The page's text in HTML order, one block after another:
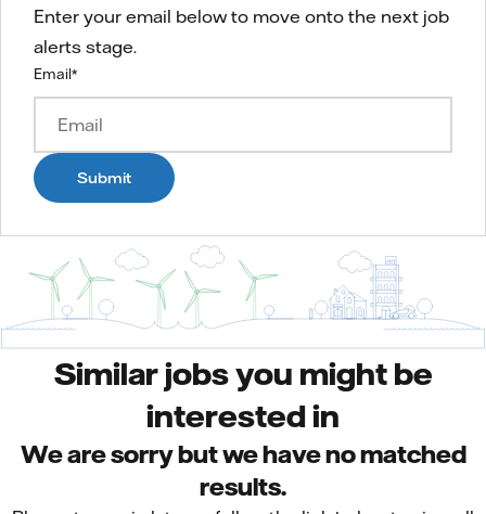
Enter your email below to move onto the next job
alerts stage.
Email*
Submit
Similar jobs you might be
interested in
We are sorry but we have no matched
results.